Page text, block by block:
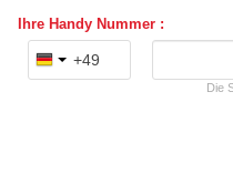
Ihre Handy Nummer :
Die